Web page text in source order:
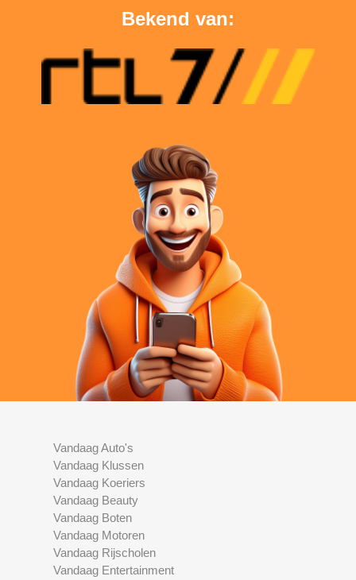
Bekend van:
Vandaag Auto's
Vandaag Klussen
Vandaag Koeriers
Vandaag Beauty
Vandaag Boten
Vandaag Motoren
Vandaag Rijscholen
Vandaag Entertainment